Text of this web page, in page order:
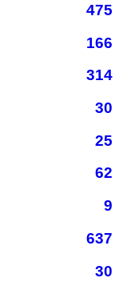
475
166
314
30
25
62
9
637
30